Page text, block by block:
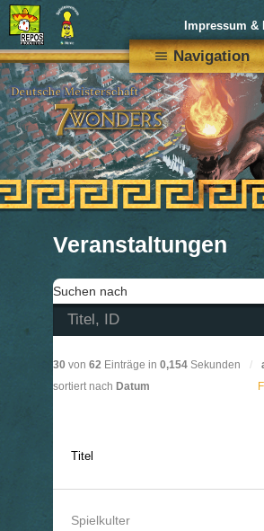
Impressum &
menu Navigation
Veranstaltungen
Suchen nach
30 von 62 Einträge in 0,154 Sekunden /
sortiert nach Datum
Titel
Spielkulter